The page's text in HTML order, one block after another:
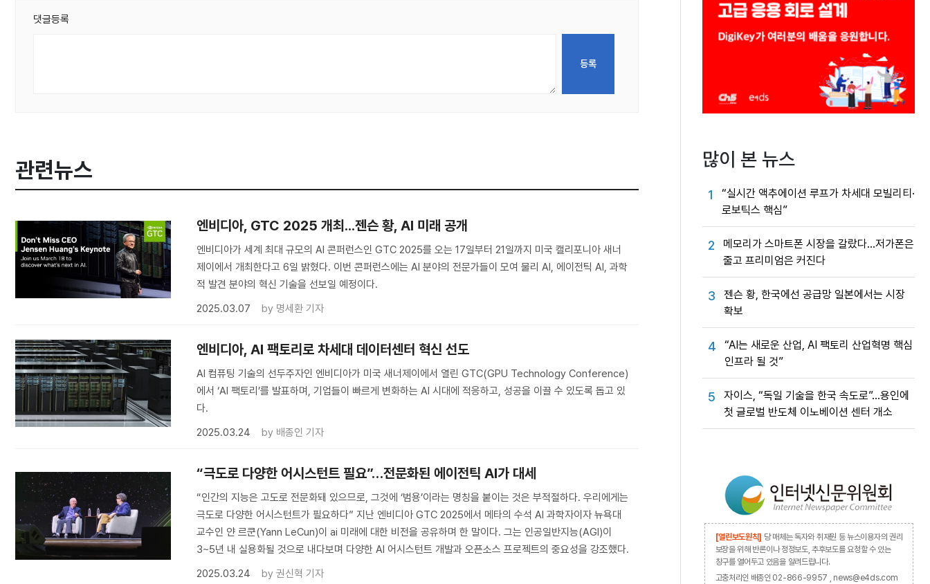
댓글등록
관련뉴스
​엔비디아, GTC 2025 개최...젠슨 황, AI 미래 공개
엔비디아가 세계 최대 규모의 AI 콘퍼런스인 GTC 2025를 오는 17일부터 21일까지 미국 캘리포니아 새너
제이에서 개최한다고 6일 밝혔다. 이번 콘퍼런스에는 AI 분야의 전문가들이 모여 물리 AI, 에이전틱 AI, 과학
적 발견 분야의 혁신 기술을 선보일 예정이다.
2025.03.07
by 명세환 기자
엔비디아, AI 팩토리로 차세대 데이터센터 혁신 선도
AI 컴퓨팅 기술의 선두주자인 엔비디아가 미국 새너제이에서 열린 GTC(GPU Technology Conference)
에서 ‘AI 팩토리’를 발표하며, 기업들이 빠르게 변화하는 AI 시대에 적응하고, 성공을 이끌 수 있도록 돕고 있
다.
2025.03.24
by 배종인 기자
“극도로 다양한 어시스턴트 필요”…전문화된 에이전틱 AI가 대세
“인간의 지능은 고도로 전문화돼 있으므로, 그것에 ‘범용’이라는 명칭을 붙이는 것은 부적절하다. 우리에게는
극도로 다양한 어시스턴트가 필요하다” 지난 엔비디아 GTC 2025에서 메타의 수석 AI 과학자이자 뉴욕대
교수인 얀 르쿤(Yann LeCun)이 ai 미래에 대한 비전을 공유하며 한 말이다. 그는 인공일반지능(AGI)이
3~5년 내 실용화될 것으로 내다보며 다양한 AI 어시스턴트 개발과 오픈소스 프로젝트의 중요성을 강조했다.
2025.03.24
by권신혁 기자
많이 본 뉴스
1
“실시간 액추에이션 루프가 차세대 모빌리티·
로보틱스 핵심”
2
메모리가 스마트폰 시장을 갈랐다…저가폰은
줄고 프리미엄은 커진다
3
젠슨 황, 한국에선 공급망 일본에서는 시장
확보
4
“AI는 새로운 산업, AI 팩토리 산업혁명 핵심
인프라 될 것”
5
자이스, “독일 기술을 한국 속도로”…용인에
첫 글로벌 반도체 이노베이션 센터 개소
[열린보도원칙] 당 매체는 독자와 취재원 등 뉴스이용자의 권리
보장을 위해 반론이나 정정보도, 추후보도를 요청할 수 있는
창구를 열어두고 있음을 알려드립니다.
고충처리인 배종인 02-866-9957 , news@e4ds.com